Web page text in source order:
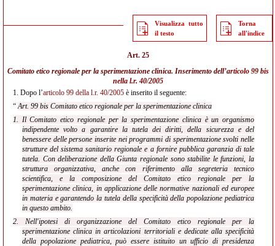
Visualizza tutto
il testo
Torna
all'indice
Art. 25
Comitato etico regionale per la sperimentazione clinica. Inserimento dell’articolo 99 bis
nella l.r. 40/2005
1. Dopo l’articolo 99 della l.r. 40/2005 è inserito il seguente:
“Art. 99 bis Comitato etico regionale per la sperimentazione clinica
1. Il Comitato etico regionale per la sperimentazione clinica è un organismo
indipendente volto a garantire la tutela dei diritti, della sicurezza e del
benessere delle persone inserite nei programmi di sperimentazione svolti nelle
strutture del sistema sanitario regionale e a fornire pubblica garanzia di tale
tutela. Con deliberazione della Giunta regionale sono stabilite le funzioni, la
struttura organizzativa, anche con riferimento alla segreteria tecnico
scientifica, e la composizione del Comitato etico regionale per la
sperimentazione clinica, in applicazione delle normative nazionali ed europee
in materia e garantendo la tutela della specificità della popolazione pediatrica
in questo ambito.
2. Nell'ipotesi di organizzazione del Comitato etico regionale per la
sperimentazione clinica in articolazioni territoriali e dedicate alla specificità
della popolazione pediatrica, può essere istituito un ufficio di presidenza